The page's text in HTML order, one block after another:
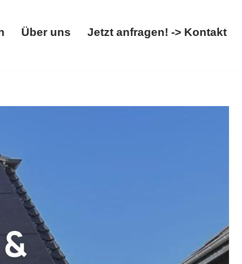
Über uns Jetzt anfragen! -> Kontakt
bringen Ihre Projekte voran ✉.